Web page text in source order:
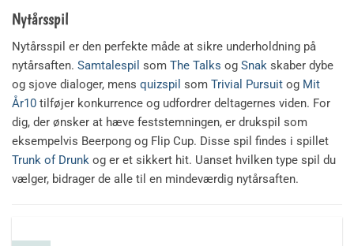
Nytårsspil
Nytårsspil er den perfekte måde at sikre underholdning på
nytårsaften. Samtalespil som The Talks og Snak skaber dybe
og sjove dialoger, mens quizspil som Trivial Pursuit og Mit
År10 tilføjer konkurrence og udfordrer deltagernes viden. For
dig, der ønsker at hæve feststemningen, er drukspil som
eksempelvis Beerpong og Flip Cup. Disse spil findes i spillet
Trunk of Drunk og er et sikkert hit. Uanset hvilken type spil du
vælger, bidrager de alle til en mindeværdig nytårsaften.